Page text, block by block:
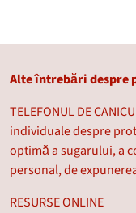
Alte întrebări despre
TELEFONUL DE
individuale despre
optimă a sugarului, a
personal, de
RESURSE ONLINE